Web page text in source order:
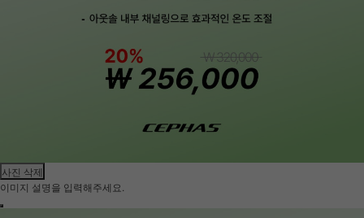
사진 삭제
이미지 설명을 입력해주세요.